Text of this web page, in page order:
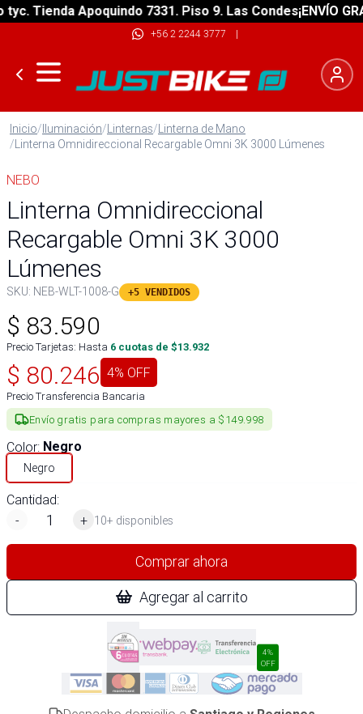
Tienda Apoquindo 7331. Piso 9. Las Condes¡ENVÍO
+56 2 2244 3777 |
Inicio/Iluminación/Linternas/Linterna de Mano
/Linterna Omnidireccional Recargable Omni 3K 3000 Lúmenes
NEBO
Linterna Omnidireccional
Recargable Omni 3K 3000
Lúmenes
SKU: NEB-WLT-1008-G +5 VENDIDOS
$ 83.590
Precio Tarjetas: Hasta 6 cuotas de $13.932
$ 80.246 4% OFF
Precio Transferencia Bancaria
Envío gratis para compras mayores a $149.998
Color: Negro
Negro
Cantidad:
-
+ 10+ disponibles
Comprar ahora
Agregar al carrito
4%
OFF